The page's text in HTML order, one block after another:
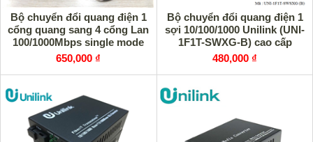
Bộ chuyển đổi quang điện 1
cổng quang sang 4 cổng Lan
100/1000Mbps single mode
FLY-1F4TC-SWDXG
650,000 ₫
Bộ chuyển đổi quang điện 1
sợi 10/100/1000 Unilink (UNI-
1F1T-SWXG-B) cao cấp
480,000 ₫